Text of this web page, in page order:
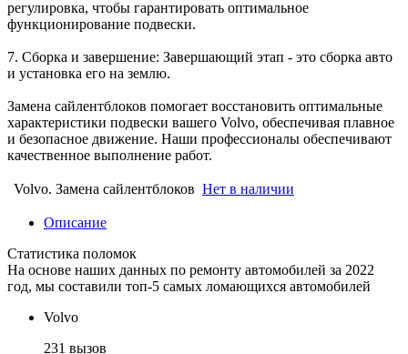
регулировка, чтобы гарантировать оптимальное
функционирование подвески.
7. Сборка и завершение: Завершающий этап - это сборка авто
и установка его на землю.
Замена сайлентблоков помогает восстановить оптимальные
характеристики подвески вашего Volvo, обеспечивая плавное
и безопасное движение. Наши профессионалы обеспечивают
качественное выполнение работ.
Volvo. Замена сайлентблоков Нет в наличии
Описание
Статистика поломок
На основе наших данных по ремонту автомобилей за 2022
год, мы составили топ-5 самых ломающихся автомобилей
Volvo
231 вызов